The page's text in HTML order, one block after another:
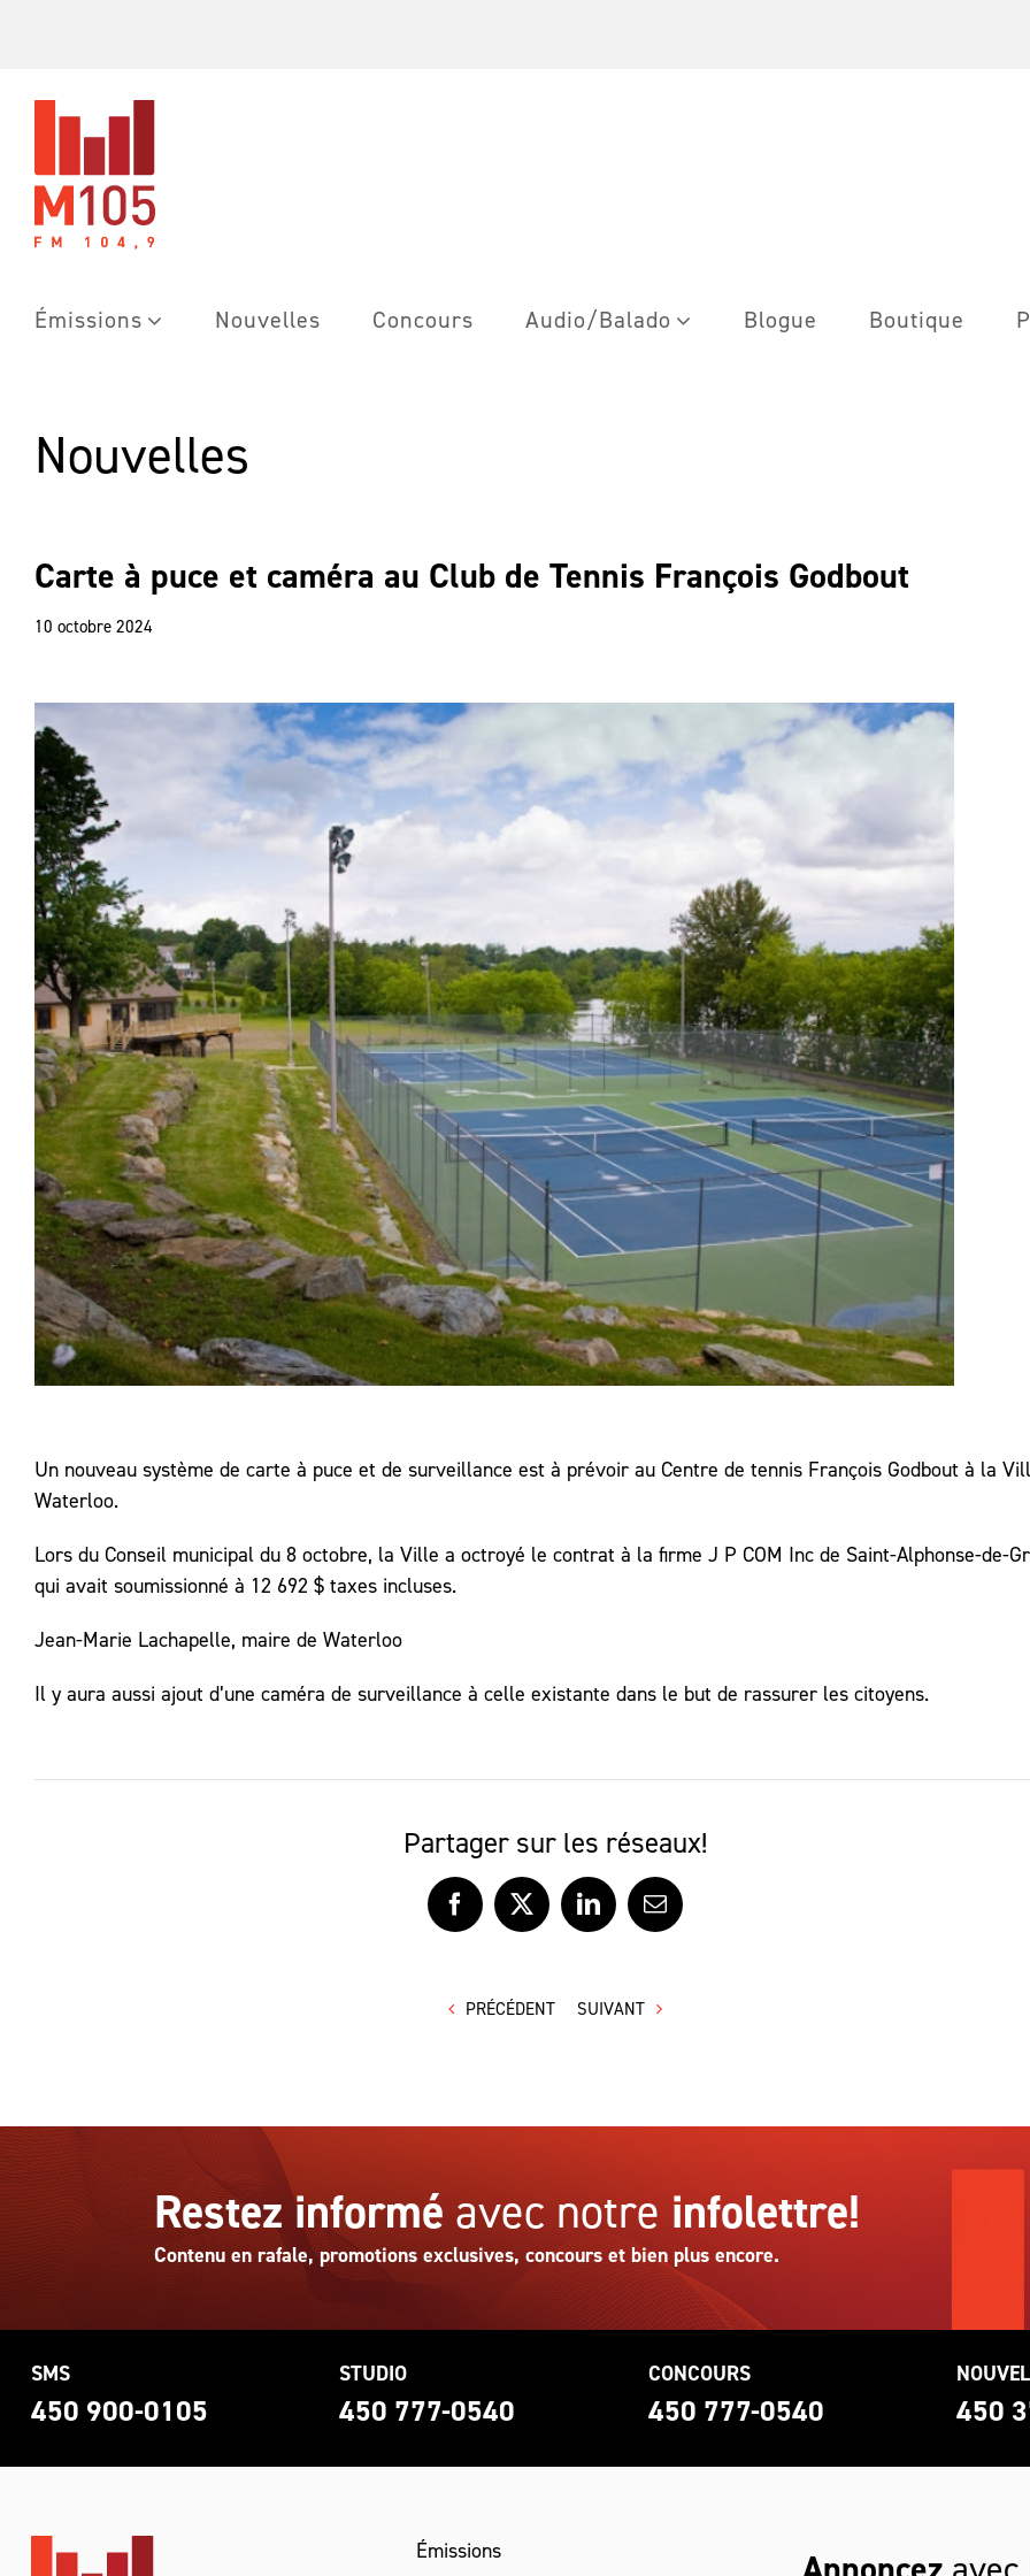
Émissions Nouvelles Concours Audio/Balado Blogue Boutique
Nouvelles
Carte à puce et caméra au Club de Tennis François Godbout
10 octobre 2024
Un nouveau système de carte à puce et de surveillance est à prévoir au Centre de tennis François Godbout à la
Waterloo.
Lors du Conseil municipal du 8 octobre, la Ville a octroyé le contrat à la firme J P COM Inc de Saint-Alphonse-de-
qui avait soumissionné à 12 692 $ taxes incluses.
Jean-Marie Lachapelle, maire de Waterloo
Il y aura aussi ajout d’une caméra de surveillance à celle existante dans le but de rassurer les citoyens.
Partager sur les réseaux!
Facebook
X LinkedInCourriel
PRÉCÉDENT SUIVANT
Restez informé avec notre infolettre!
Contenu en rafale, promotions exclusives, concours et bien plus encore.
SMS
450 900-0105
STUDIO
450 777-0540
CONCOURS
450 777-0540 450
Émissions